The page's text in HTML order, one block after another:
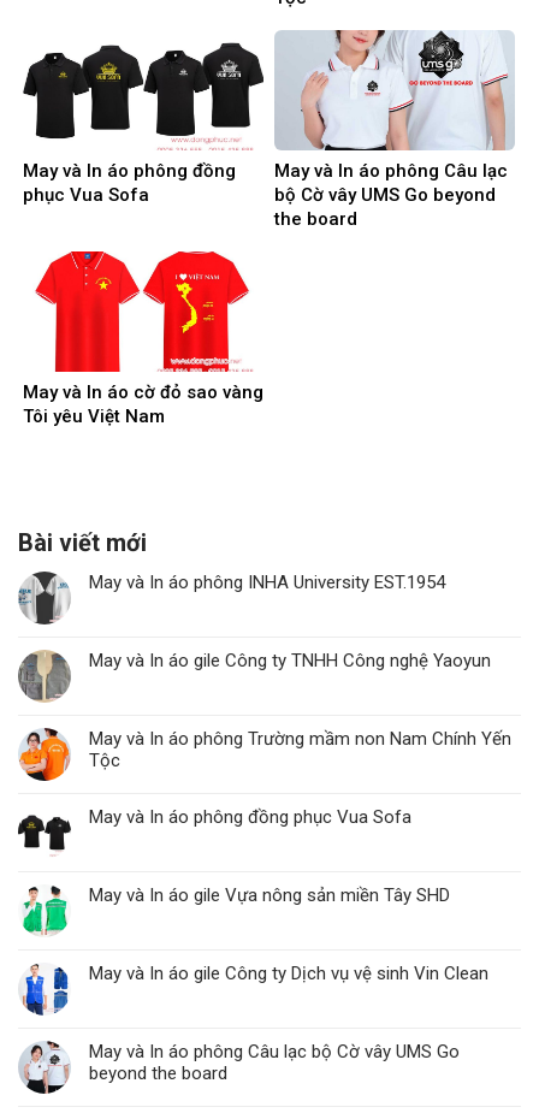
May và In áo phông đồng
phục Vua Sofa
May và In áo phông Câu lạc
bộ Cờ vây UMS Go beyond
the board
May và In áo cờ đỏ sao vàng
Tôi yêu Việt Nam
Bài viết mới
May và In áo phông INHA University EST.1954
May và In áo gile Công ty TNHH Công nghệ Yaoyun
May và In áo phông Trường mầm non Nam Chính Yến
Tộc
May và In áo phông đồng phục Vua Sofa
May và In áo gile Vựa nông sản miền Tây SHD
May và In áo gile Công ty Dịch vụ vệ sinh Vin Clean
May và In áo phông Câu lạc bộ Cờ vây UMS Go
beyond the board